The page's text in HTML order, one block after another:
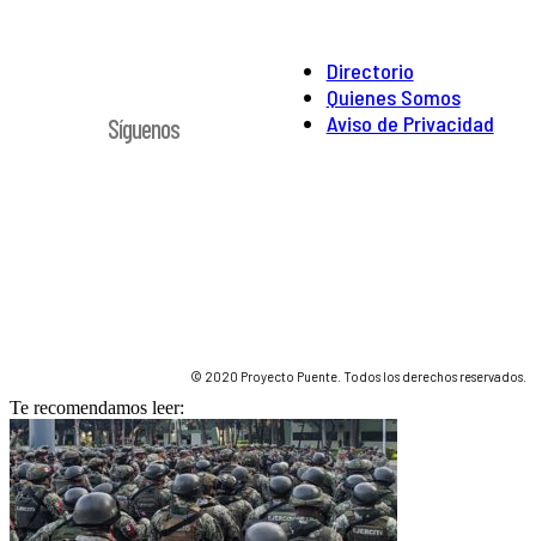
Directorio
Quienes Somos
Aviso de Privacidad
Síguenos
© 2020 Proyecto Puente. Todos los derechos reservados.
Te recomendamos leer: